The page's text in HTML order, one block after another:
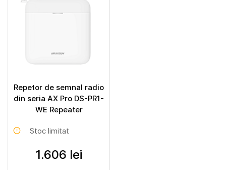
Repetor de semnal radio
din seria AX Pro DS-PR1-
WE Repeater
Stoc limitat
1.606 lei